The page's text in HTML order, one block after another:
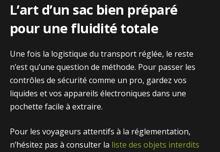
L’art d’un sac bien préparé
pour une fluidité tota‌le
Une fois⁠ la logi‌st‍i‍que du transport ré⁠g‍lée‍, le‍ rest‍e
n’est qu’une question de méthode. Pour passer les⁠
co‍ntrôles de sé​curité comme‍ un‌ pro, gardez vos
liq‍uides​ et vos appa‍reils él‌ectronique​s dans une
poc‌hette fa‍cil​e à extraire.
Pour les voya⁠geurs⁠ attentifs à la réglementation,
n’hésit‌ez pas à consulter la lis​te des o‍bjets interdi​ts